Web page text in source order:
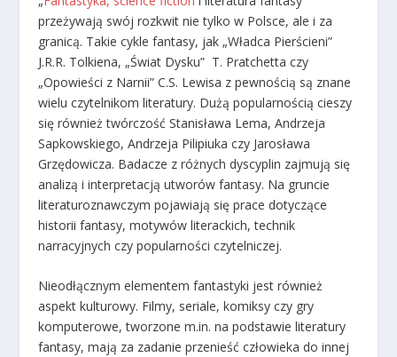
przeżywają swój rozkwit nie tylko w Polsce, ale i za
granicą. Takie cykle fantasy, jak „Władca Pierścieni”
J.R.R. Tolkiena, „Świat Dysku” T. Pratchetta czy
„Opowieści z Narnii” C.S. Lewisa z pewnością są znane
wielu czytelnikom literatury. Dużą popularnością cieszy
się również twórczość Stanisława Lema, Andrzeja
Sapkowskiego, Andrzeja Pilipiuka czy Jarosława
Grzędowicza. Badacze z różnych dyscyplin zajmują się
analizą i interpretacją utworów fantasy. Na gruncie
literaturoznawczym pojawiają się prace dotyczące
historii fantasy, motywów literackich, technik
narracyjnych czy popularności czytelniczej.
Nieodłącznym elementem fantastyki jest również
aspekt kulturowy. Filmy, seriale, komiksy czy gry
komputerowe, tworzone m.in. na podstawie literatury
fantasy, mają za zadanie przenieść człowieka do innej